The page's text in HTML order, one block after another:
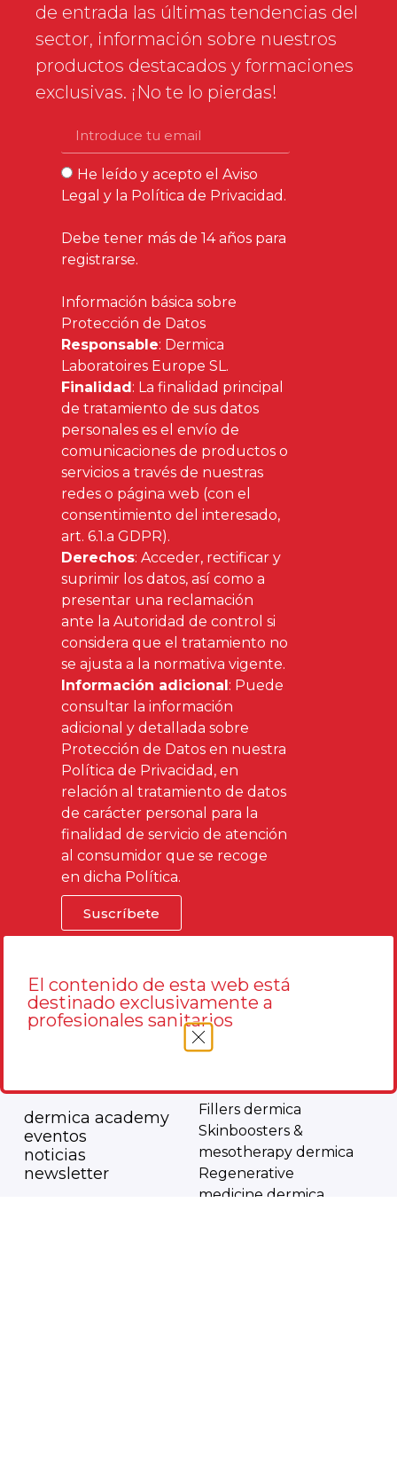
de entrada las últimas tendencias del
sector, información sobre nuestros
productos destacados y formaciones
exclusivas. ¡No te lo pierdas!
He leído y acepto elAviso
Legal y la Política de Privacidad .
Debe tener más de 14 años para
registrarse.
Información básica sobre
Protección de Datos
Responsable: Dermica
Laboratoires Europe SL.
Finalidad: La finalidad principal
de tratamiento de sus datos
personales es el envío de
comunicaciones de productos o
servicios a través de nuestras
redes o página web (con el
consentimiento del interesado,
art. 6.1.a GDPR).
Derechos: Acceder, rectificar y
suprimir los datos, así como a
presentar una reclamación
ante la Autoridad de control si
considera que el tratamiento no
se ajusta a la normativa vigente.
Información adicional: Puede
consultar la información
adicional y detallada sobre
Protección de Datos en nuestra
Política de Privacidad , en
relación al tratamiento de datos
de carácter personal para la
finalidad de servicio de atención
al consumidor que se recoge
en dicha Política.
Suscríbete
dermica academy
eventos
noticias
newsletter
productos
Threads dermica
Solutions dermica
Fillers dermica
Skinboosters &
mesotherapy dermica
Regenerative
medicine dermica
El contenido de esta web está
destinado exclusivamente a
profesionales sanitarios